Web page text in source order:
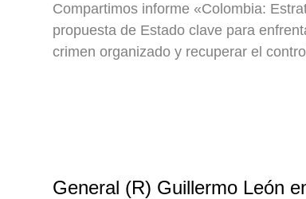
Compartimos informe «Colombia:
propuesta de Estado clave para
crimen organizado y recuperar el
General (R) Guillermo León